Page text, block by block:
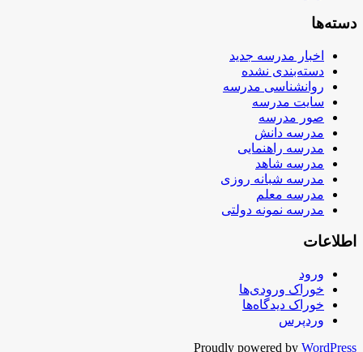
دسته‌ها
اخبار مدرسه جدید
دسته‌بندی نشده
روانشناسی مدرسه
سایت مدرسه
صور مدرسه
مدرسه دانش
مدرسه راهنمایی
مدرسه شاهد
مدرسه شبانه روزی
مدرسه معلم
مدرسه نمونه دولتی
اطلاعات
ورود
خوراک ورودی‌ها
خوراک دیدگاه‌ها
وردپرس
Proudly powered by WordPress